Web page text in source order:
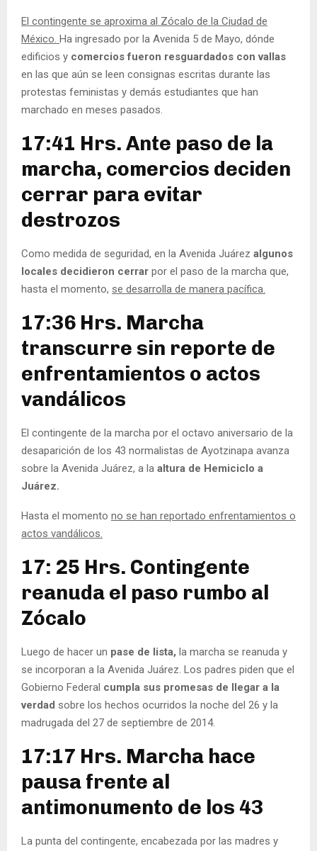
El contingente se aproxima al Zócalo de la Ciudad de
México. Ha ingresado por la Avenida 5 de Mayo, dónde
edificios y comercios fueron resguardados con vallas
en las que aún se leen consignas escritas durante las
protestas feministas y demás estudiantes que han
marchado en meses pasados.
17:41 Hrs. Ante paso de la
marcha, comercios deciden
cerrar para evitar
destrozos
Como medida de seguridad, en la Avenida Juárez algunos
locales decidieron cerrar por el paso de la marcha que,
hasta el momento, se desarrolla de manera pacífica.
17:36 Hrs. Marcha
transcurre sin reporte de
enfrentamientos o actos
vandálicos
El contingente de la marcha por el octavo aniversario de la
desaparición de los 43 normalistas de Ayotzinapa avanza
sobre la Avenida Juárez, a la altura de Hemiciclo a
Juárez.
Hasta el momento no se han reportado enfrentamientos o
actos vandálicos.
17: 25 Hrs. Contingente
reanuda el paso rumbo al
Zócalo
Luego de hacer un pase de lista, la marcha se reanuda y
se incorporan a la Avenida Juárez. Los padres piden que el
Gobierno Federal cumpla sus promesas de llegar a la
verdad sobre los hechos ocurridos la noche del 26 y la
madrugada del 27 de septiembre de 2014.
17:17 Hrs. Marcha hace
pausa frente al
antimonumento de los 43
La punta del contingente, encabezada por las madres y